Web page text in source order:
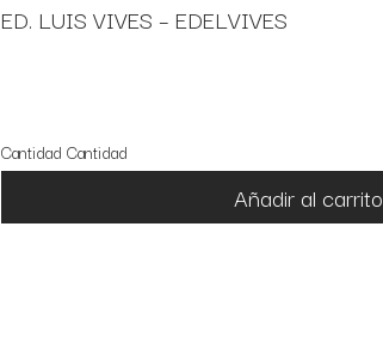
ED. LUIS VIVES – EDELVIVES
Cantidad Cantidad
Añadir al carrito